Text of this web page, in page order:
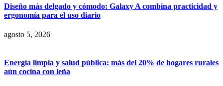
Diseño más delgado y cómodo: Galaxy A combina practicidad y
ergonomía para el uso diario
agosto 5, 2026
Energía limpia y salud pública: más del 20% de hogares rurales
aún cocina con leña